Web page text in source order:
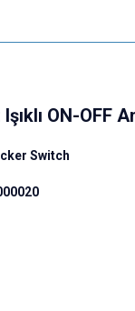
ON-OFF
Switch